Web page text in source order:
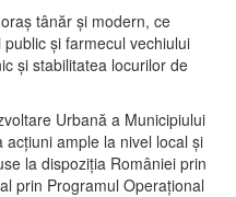
tânăr şi modern, ce
şi farmecul vechiului
şi stabilitatea locurilor de
Urbană a Municipiului
ample la nivel local şi
la dispoziţia României prin
prin Programul Operațional